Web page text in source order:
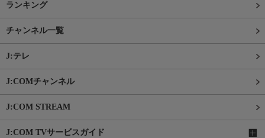
ランキング
チャンネル一覧
J:テレ
J:COMチャンネル
J:COM STREAM
J:COM TVサービスガイド